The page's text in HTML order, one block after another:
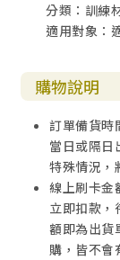
分類：訓練
適用對象：
購物說明
訂單備貨時
當日或隔日
特殊情況，
線上刷卡金
立即扣款，
額即為出貨
購，皆不會